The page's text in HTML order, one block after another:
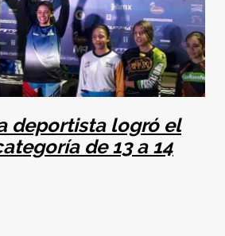
deportista logró el
de 13 a 14